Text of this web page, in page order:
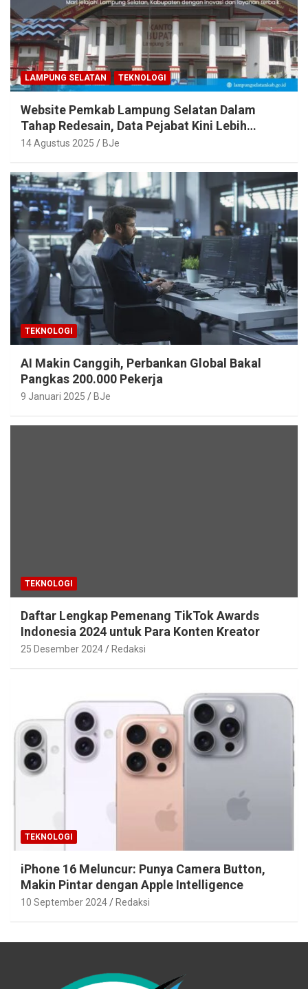
LAMPUNG SELATAN TEKNOLOGI
Website Pemkab Lampung Selatan Dalam
Tahap Redesain, Data Pejabat Kini Lebih
Mudah Diakses
14 Agustus 2025 BJe
TEKNOLOGI
AI Makin Canggih, Perbankan Global Bakal
Pangkas 200.000 Pekerja
9 Januari 2025 BJe
TEKNOLOGI
Daftar Lengkap Pemenang TikTok Awards
Indonesia 2024 untuk Para Konten Kreator
25 Desember 2024 Redaksi
TEKNOLOGI
iPhone 16 Meluncur: Punya Camera Button,
Makin Pintar dengan Apple Intelligence
10 September 2024 Redaksi